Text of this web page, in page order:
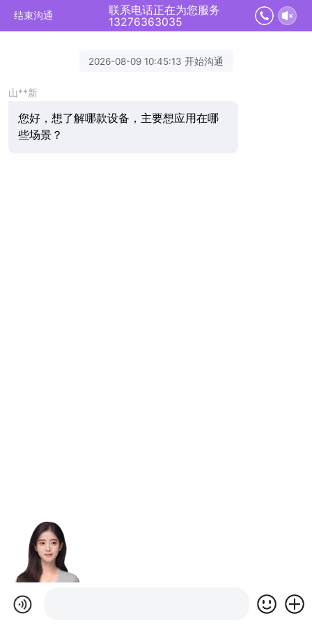
结束沟通
联系电话正在为您服务
13276363035
2026-08-09 10:45:13 开始沟通
山**新
您好，想了解哪款设备，主要想应用在哪
些场景？